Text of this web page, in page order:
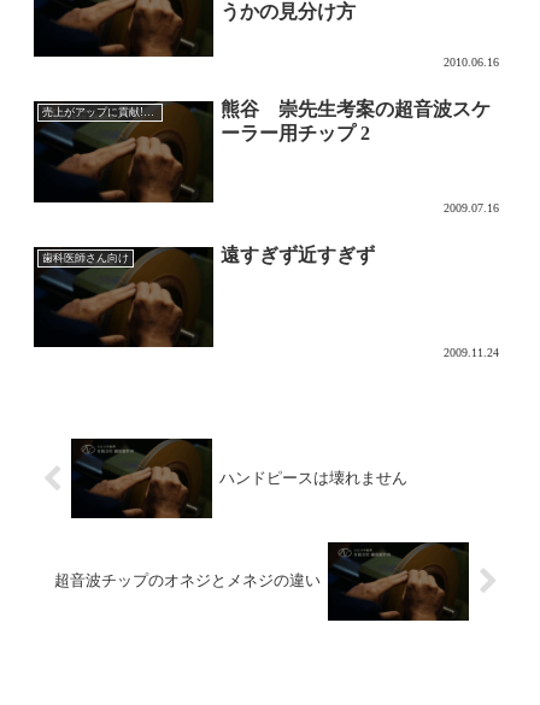
うかの見分け方
2010.06.16
売上がアップに貢献!?超音波チップの効果的な使い方
熊谷 崇先生考案の超音波スケ
ーラー用チップ 2
2009.07.16
歯科医師さん向け 遠すぎず近すぎず
2009.11.24
ハンドピースは壊れません
超音波チップのオネジとメネジの違い